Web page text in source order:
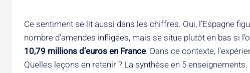
Ce sentiment se lit aussi dans les chiffres. Oui, l’Espagne
nombre d’amendes infligées, mais se situe plutôt en bas si
10,79 millions d’euros en France. Dans ce contexte,
Quelles leçons en retenir ? La synthèse en 5 enseignements.